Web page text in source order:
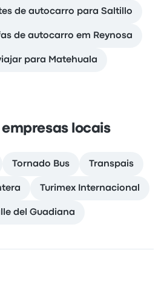
de autocarro para Saltillo
de autocarro em Reynosa
para Matehuala
locais
Tornado Bus Transpais
Turimex Internacional
del Guadiana